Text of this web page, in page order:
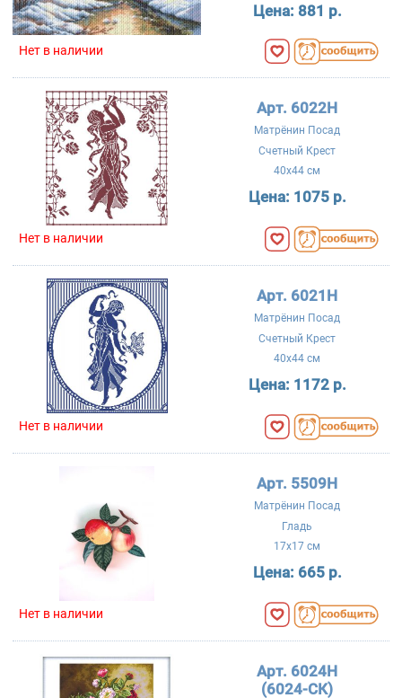
Цена: 881 р.
Нет в наличии
Арт. 6022Н
Матрёнин Посад
Счетный Крест
40x44 см
Цена: 1075 р.
Нет в наличии
Арт. 6021Н
Матрёнин Посад
Счетный Крест
40x44 см
Цена: 1172 р.
Нет в наличии
Арт. 5509Н
Матрёнин Посад
Гладь
17x17 см
Цена: 665 р.
Нет в наличии
Арт. 6024Н
(6024-СК)